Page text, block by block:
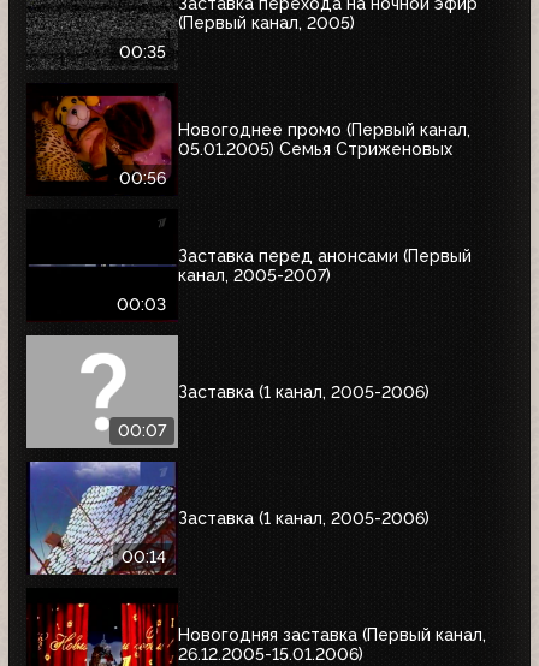
00:35
(Первый канал, 2005)
00:56
Новогоднее промо (Первый канал,
05.01.2005) Семья Стриженовых
00:03
Заставка перед анонсами (Первый
канал, 2005-2007)
00:07
Заставка (1 канал, 2005-2006)
00:14
Заставка (1 канал, 2005-2006)
Новогодняя заставка (Первый канал,
26.12.2005-15.01.2006)